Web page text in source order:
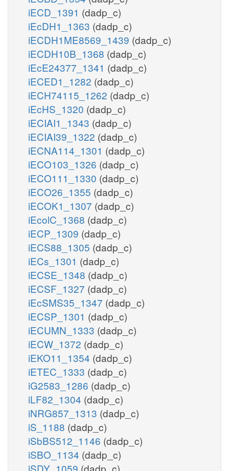
iECD_1391 (dadp_c)
iEcDH1_1363 (dadp_c)
iECDH1ME8569_1439 (dadp_c)
iECDH10B_1368 (dadp_c)
iEcE24377_1341 (dadp_c)
iECED1_1282 (dadp_c)
iECH74115_1262 (dadp_c)
iEcHS_1320 (dadp_c)
iECIAI1_1343 (dadp_c)
iECIAI39_1322 (dadp_c)
iECNA114_1301 (dadp_c)
iECO103_1326 (dadp_c)
iECO111_1330 (dadp_c)
iECO26_1355 (dadp_c)
iECOK1_1307 (dadp_c)
iEcolC_1368 (dadp_c)
iECP_1309 (dadp_c)
iECS88_1305 (dadp_c)
iECs_1301 (dadp_c)
iECSE_1348 (dadp_c)
iECSF_1327 (dadp_c)
iEcSMS35_1347 (dadp_c)
iECSP_1301 (dadp_c)
iECUMN_1333 (dadp_c)
iECW_1372 (dadp_c)
iEKO11_1354 (dadp_c)
iETEC_1333 (dadp_c)
iG2583_1286 (dadp_c)
iLF82_1304 (dadp_c)
iNRG857_1313 (dadp_c)
iS_1188 (dadp_c)
iSbBS512_1146 (dadp_c)
iSBO_1134 (dadp_c)
iSDY_1059 (dadp_c)